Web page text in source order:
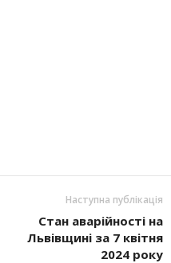
Наступна публікація
Стан аварійності на
Львівщині за 7 квітня
2024 року